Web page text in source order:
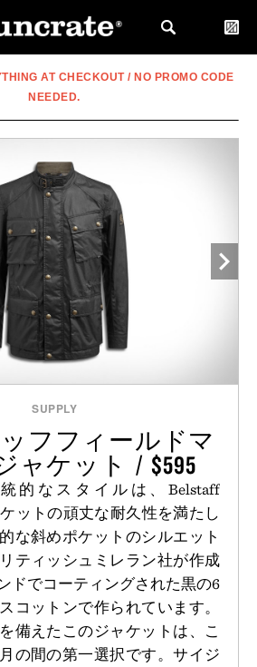
AT CHECKOUT / NO PROMO CODE
NEEDED.
SUPPLY
フフィールドマ
ャケット / $595
的なスタイルは、Belstaff
ットの頑丈な耐久性を満たし
な斜めポケットのシルエット
ティッシュミレラン社が作成
ドでコーティングされた黒の6
コットンで作られています。
備えたこのジャケットは、こ
の間の第一選択です。サイジ